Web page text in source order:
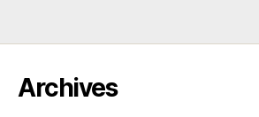
Archives